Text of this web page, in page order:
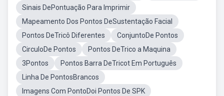
Sinais DePontuação Para Imprimir
Mapeamento Dos Pontos DeSustentação Facial
Pontos DeTricô Diferentes
ConjuntoDe Pontos
CirculoDe Pontos
Pontos DeTrico a Maquina
3Pontos
Pontos Barra DeTricot Em Português
Linha De PontosBrancos
Imagens Com PontoDoi Pontos De SPK